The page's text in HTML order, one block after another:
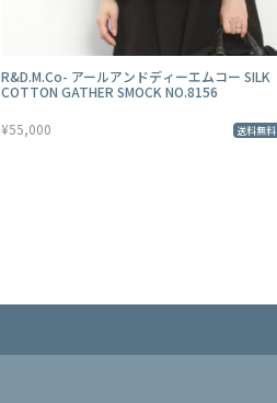
R&D.M.Co- アールアンドディーエムコー SILK
COTTON GATHER SMOCK NO.8156
¥55,000 送料無料